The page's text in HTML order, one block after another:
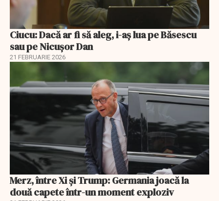
Ciucu: Dacă ar fi să aleg, i-aș lua pe Băsescu
sau pe Nicușor Dan
21 FEBRUARIE 2026
Merz, între Xi și Trump: Germania joacă la
două capete într-un moment exploziv